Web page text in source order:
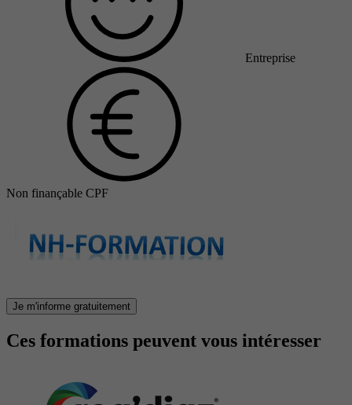
Entreprise
Non finançable CPF
Je m'informe gratuitement
Ces formations peuvent vous intéresser